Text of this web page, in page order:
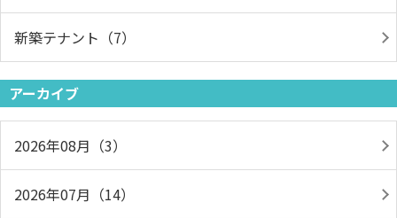
新築テナント（7）
アーカイブ
2026年08月（3）
2026年07月（14）